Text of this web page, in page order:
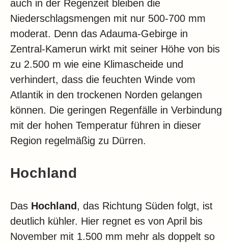
auch in der Regenzeit bleiben die
Niederschlagsmengen mit nur 500-700 mm
moderat. Denn das Adauma-Gebirge in
Zentral-Kamerun wirkt mit seiner Höhe von bis
zu 2.500 m wie eine Klimascheide und
verhindert, dass die feuchten Winde vom
Atlantik in den trockenen Norden gelangen
können. Die geringen Regenfälle in Verbindung
mit der hohen Temperatur führen in dieser
Region regelmäßig zu Dürren.
Hochland
Das Hochland , das Richtung Süden folgt, ist
deutlich kühler. Hier regnet es von April bis
November mit 1.500 mm mehr als doppelt so